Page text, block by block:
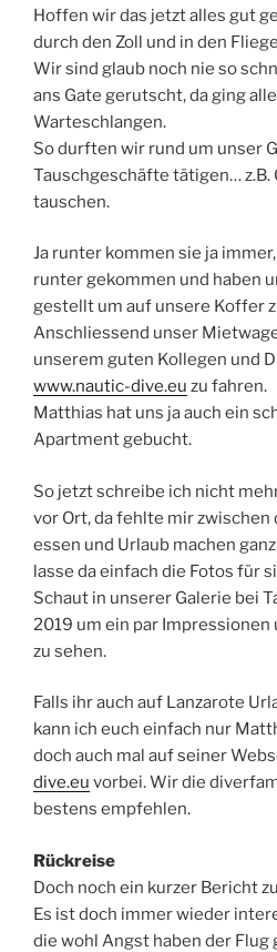
Hoffen wir das jetzt alles gut
durch den Zoll und in den
Wir sind glaub noch nie so
ans Gate gerutscht, da ging
Warteschlangen.
So durften wir rund um unser
Tauschgeschäfte tätigen… z.B.
tauschen.
Ja runter kommen sie ja
runter gekommen und haben
gestellt um auf unsere Koffer
Anschliessend unser
unserem guten Kollegen und
www.nautic-dive.eu zu fahren.
Matthias hat uns ja auch ein
Apartment gebucht.
So jetzt schreibe ich nicht
vor Ort, da fehlte mir zwischen
essen und Urlaub machen
lasse da einfach die Fotos für
Schaut in unserer Galerie bei
2019 um ein par Impressionen
zu sehen.
Falls ihr auch auf Lanzarote
kann ich euch einfach nur
doch auch mal auf seiner
dive.eu vorbei. Wir die
bestens empfehlen.
Rückreise
Doch noch ein kurzer Bericht
Es ist doch immer wieder
die wohl Angst haben der